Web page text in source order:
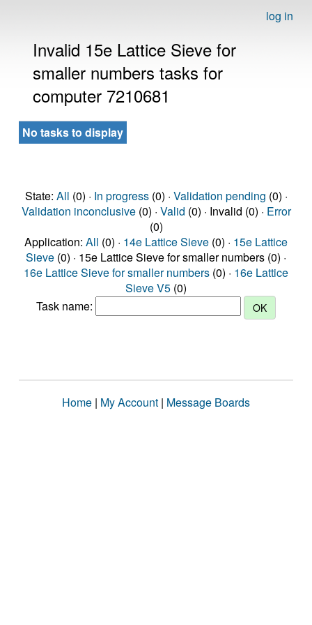
log in
Invalid 15e Lattice Sieve for
smaller numbers tasks for
computer 7210681
No tasks to display
State: All (0) · In progress(0) · Validation pending (0) ·
Validation inconclusive(0) · Valid (0) · Invalid (0) · Error
(0)
Application: All (0) · 14e Lattice Sieve (0) · 15e Lattice
Sieve (0) · 15e Lattice Sieve for smaller numbers (0) ·
16e Lattice Sieve for smaller numbers (0) · 16e Lattice
Sieve V5 (0)
Task name:
Home | My Account | Message Boards